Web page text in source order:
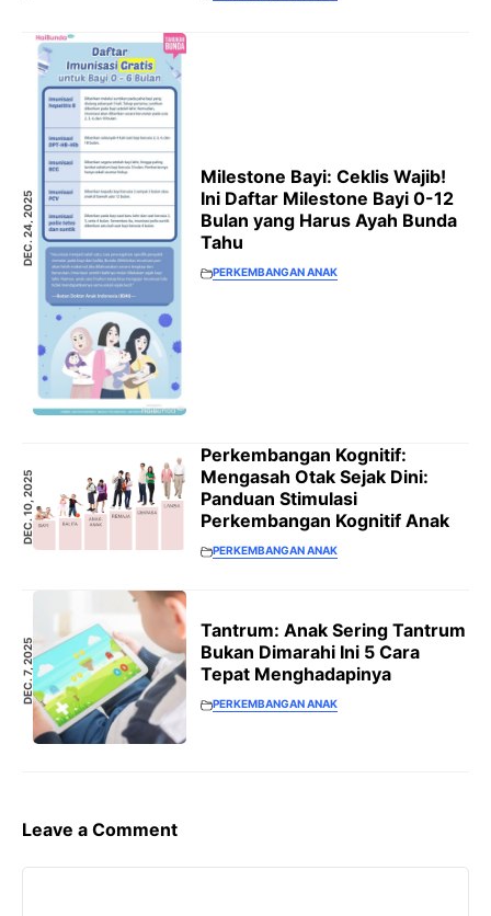
DEC. 24, 2025
Milestone Bayi: Ceklis Wajib!
Ini Daftar Milestone Bayi 0-12
Bulan yang Harus Ayah Bunda
Tahu
PERKEMBANGAN ANAK
DEC. 10, 2025
Perkembangan Kognitif:
Mengasah Otak Sejak Dini:
Panduan Stimulasi
Perkembangan Kognitif Anak
PERKEMBANGAN ANAK
DEC. 7, 2025
Tantrum: Anak Sering Tantrum
Bukan Dimarahi Ini 5 Cara
Tepat Menghadapinya
PERKEMBANGAN ANAK
Leave a Comment